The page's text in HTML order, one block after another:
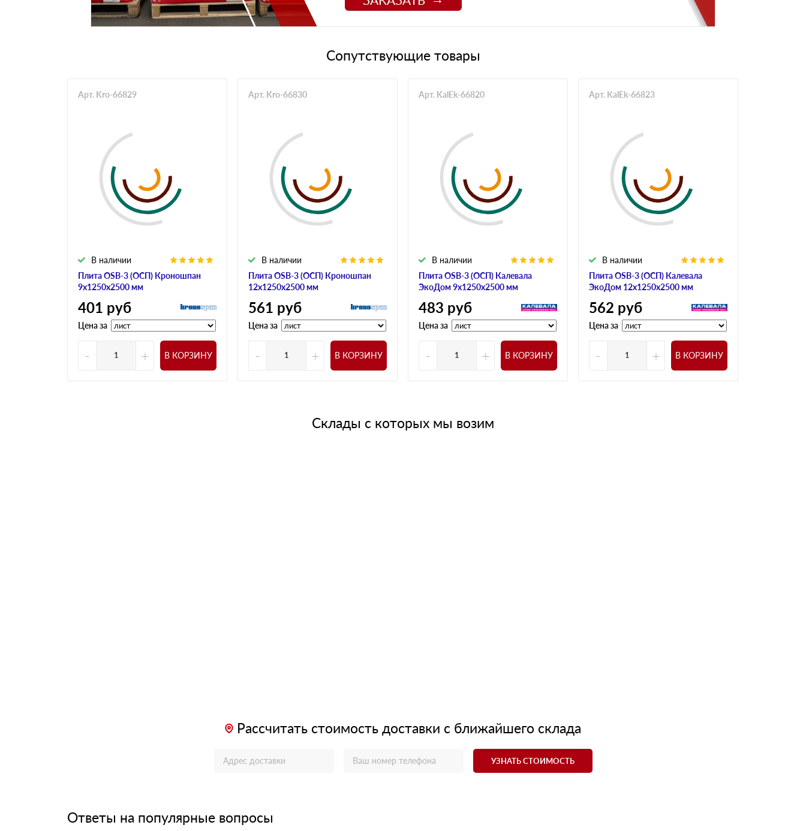
Сопутствующие товары
Плита OSB-3 (ОСП) Кроношпан
9х1250х2500 мм
В наличии
Арт. Kro-66829
401 руб
Цена за
- + В КОРЗИНУ
Плита OSB-3 (ОСП) Кроношпан
12х1250х2500 мм
В наличии
Арт. Kro-66830
561 руб
Цена за
- + В КОРЗИНУ
Плита OSB-3 (ОСП) Калевала
ЭкоДом 9х1250х2500 мм
В наличии
Арт. KalEk-66820
483 руб
Цена за
- + В КОРЗИНУ
Плита OSB-3 (ОСП) Калевала
ЭкоДом 12х1250х2500 мм
В наличии
Арт. KalEk-66823
562 руб
Цена за
- + В КОРЗИНУ
Склады с которых мы возим
Рассчитать стоимость доставки с ближайшего склада
УЗНАТЬ СТОИМОСТЬ
Ответы на популярные вопросы